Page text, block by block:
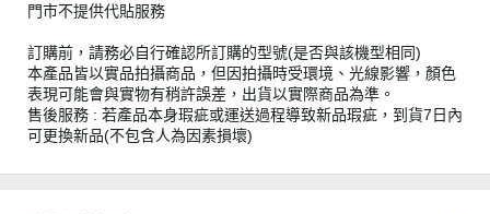
門市不提供代貼服務
訂購前，請務必自行確認所訂購的型號(是否與該機型相同)
本產品皆以實品拍攝商品，但因拍攝時受環境、光線影響，顏色
表現可能會與實物有稍許誤差，出貨以實際商品為準。
售後服務 : 若產品本身瑕疵或運送過程導致新品瑕疵，到貨7日內
可更換新品(不包含人為因素損壞)